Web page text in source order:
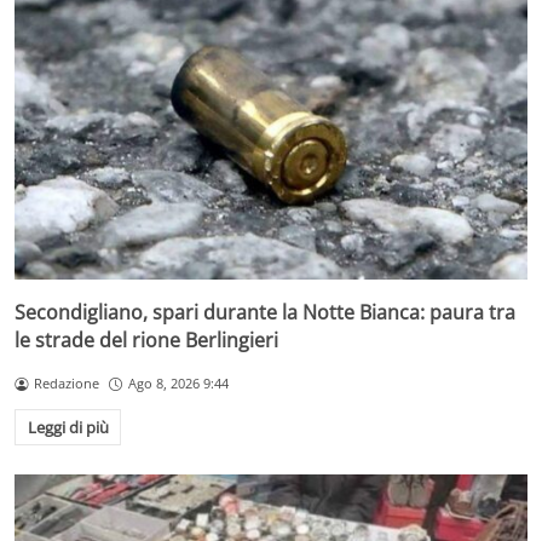
Secondigliano, spari durante la Notte Bianca: paura tra
le strade del rione Berlingieri
Redazione Ago 8, 2026 9:44
Leggi di più